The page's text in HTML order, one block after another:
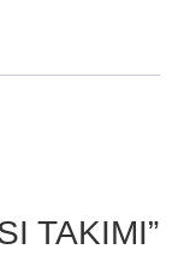
TAKIMI”